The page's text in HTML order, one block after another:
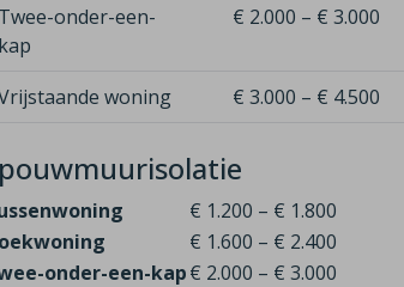
Twee-onder-een-
kap
€ 2.000 – € 3.000
woning € 3.000 – € 4.500
€ 1.200 – € 1.800
€ 1.600 – € 2.400
onder-een-kap€ 2.000 – € 3.000